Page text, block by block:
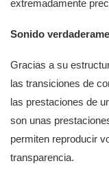
extremadamente
Sonido
Gracias a su
las transiciones de
las prestaciones de
son unas
permiten reproducir
transparencia.